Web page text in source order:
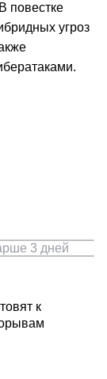
повестке
угроз
3 дней
к